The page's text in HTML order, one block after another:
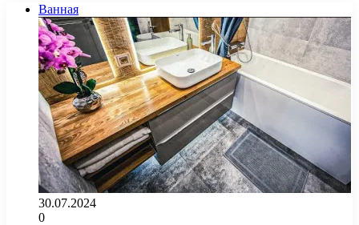
Ванная
30.07.2024
0